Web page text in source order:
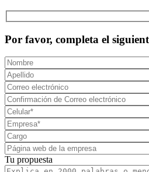
Por favor, completa el
Tu propuesta